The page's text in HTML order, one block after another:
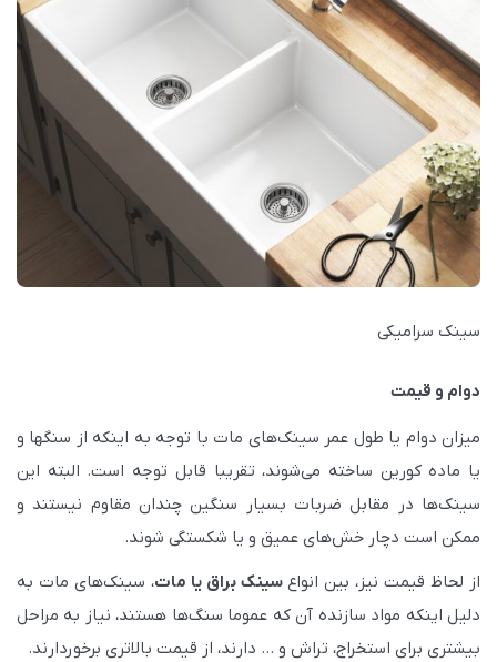
سینک سرامیکی
دوام و قیمت
میزان دوام یا طول عمر سینک‌های مات با توجه به اینکه از سنگ‎ها و
یا ماده کورین ساخته می‌شوند، تقریبا قابل توجه است. البته این
سینک‌ها در مقابل ضربات بسیار سنگین چندان مقاوم نیستند و
ممکن است دچار خش‌های عمیق و یا شکستگی شوند.
از لحاظ قیمت نیز، بین انواعسینک براق یا مات، سینک‌های مات به
دلیل اینکه مواد سازنده آن که عموما سنگ‌ها هستند، نیاز به مراحل
بیشتری برای استخراج، تراش و … دارند، از قیمت بالاتری برخوردارند.